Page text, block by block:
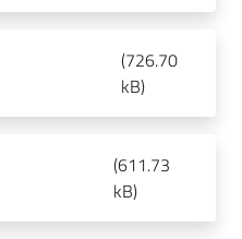
(726.70
kB)
(611.73
kB)